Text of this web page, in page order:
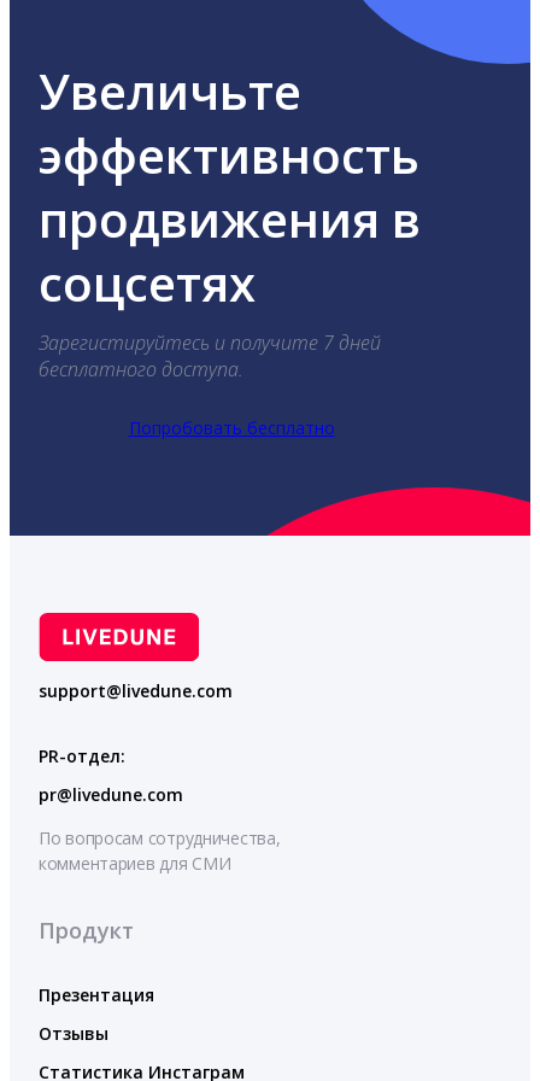
Увеличьте
эффективность
продвижения в
соцсетях
Зарегистируйтесь и получите 7 дней
бесплатного доступа.
Попробовать бесплатно
support@livedune.com
PR-отдел:
pr@livedune.com
По вопросам сотрудничества,
комментариев для СМИ
Продукт
Презентация
Отзывы
Статистика Инстаграм